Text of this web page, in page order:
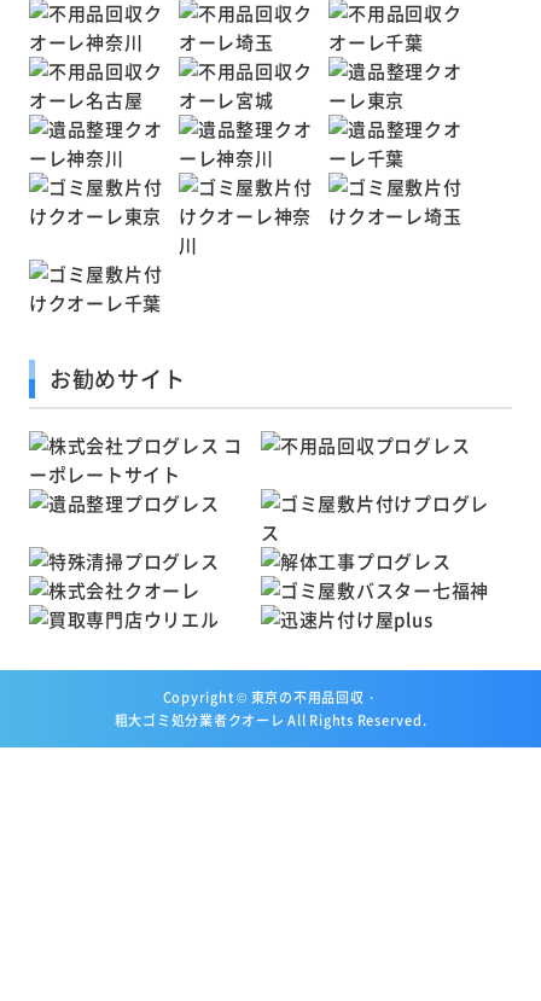
お勧めサイト
Copyright © 東京の不用品回収・
粗大ゴミ処分業者クオーレ All Rights Reserved.